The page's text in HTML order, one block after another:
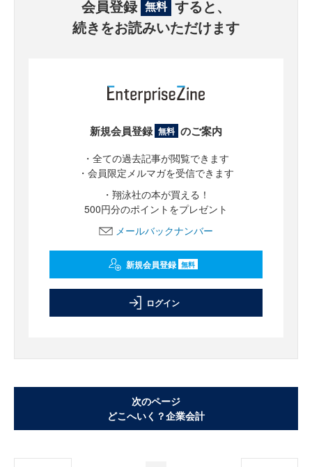
会員登録 無料 すると、
続きをお読みいただけます
新規会員登録 無料 のご案内
・全ての過去記事が閲覧できます
・会員限定メルマガを受信できます
・翔泳社の本が買える！
500円分のポイントをプレゼント
メールバックナンバー
新規会員登録 無料
ログイン
次のページ
どこへいく？企業会計